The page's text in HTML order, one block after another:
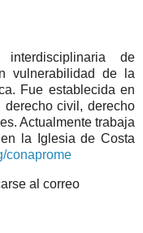
de
vulnerabilidad de la
Fue establecida en
civil, derecho
Actualmente trabaja
la Iglesia de Costa
conaprome
al correo